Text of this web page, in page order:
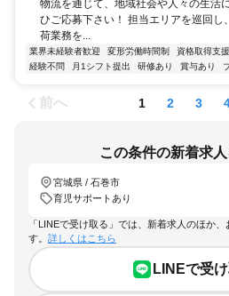
物流を通じて、地域社会や人々の生活
ひご応募下さい！ 担当エリアを巡回し
荷業務を...
業界未経験者歓迎 変形労働時間制 資格取得支
経験不問
月1シフト提出 研修あり 賞与あり
前へ 1 2 3
この条件の新着求
宮城県 / 石巻市
育児サポートあり
「LINEで受け取る」では、新着求人のほか
す。 詳しくはこちら
LINEで受